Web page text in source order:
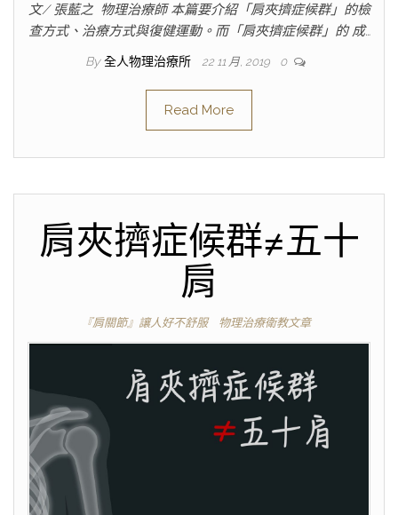
文/ 張藍之 物理治療師 本篇要介紹「肩夾擠症候群」的檢
查方式、治療方式與復健運動。而「肩夾擠症候群」的 成…
By 全人物理治療所 22 11 月, 2019 0
Read More
肩夾擠症候群≠五十
肩
『肩關節』讓人好不舒服 物理治療衛教文章